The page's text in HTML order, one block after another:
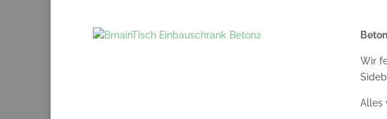
Wir
Alles